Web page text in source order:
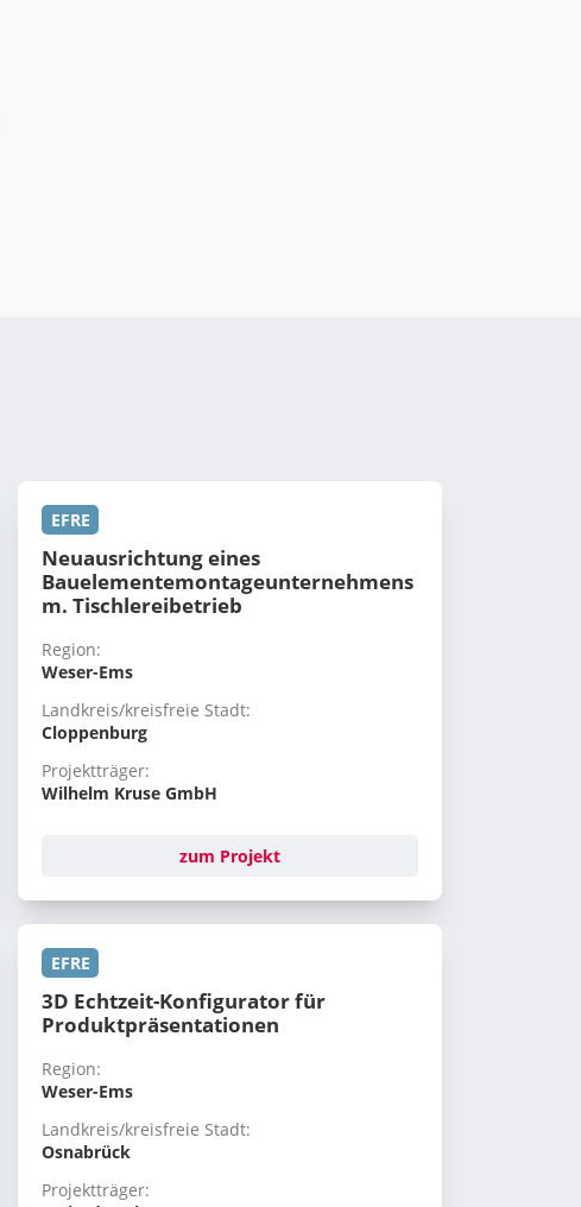
EFRE
Neuausrichtung eines
Bauelementemontageunternehmens
m. Tischlereibetrieb
Region:
Weser-Ems
Landkreis/kreisfreie Stadt:
Cloppenburg
Projektträger:
Wilhelm Kruse GmbH
zum Projekt
EFRE
3D Echtzeit-Konfigurator für
Produktpräsentationen
Region:
Weser-Ems
Landkreis/kreisfreie Stadt:
Osnabrück
Projektträger: